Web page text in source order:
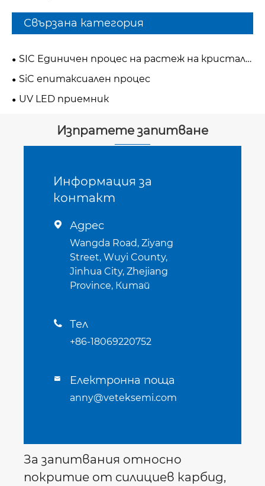
Свързана категория
SIC Единичен процес на растеж на кристали
резервни части
SiC епитаксиален процес
UV LED приемник
Изпратете запитване
Информация за
контакт
 Адрес
Wangda Road, Ziyang
Street, Wuyi County,
Jinhua City, Zhejiang
Province, Китай
 Тел
+86-18069220752
 Електронна поща
anny@veteksemi.com
За запитвания относно
покритие от силициев карбид,